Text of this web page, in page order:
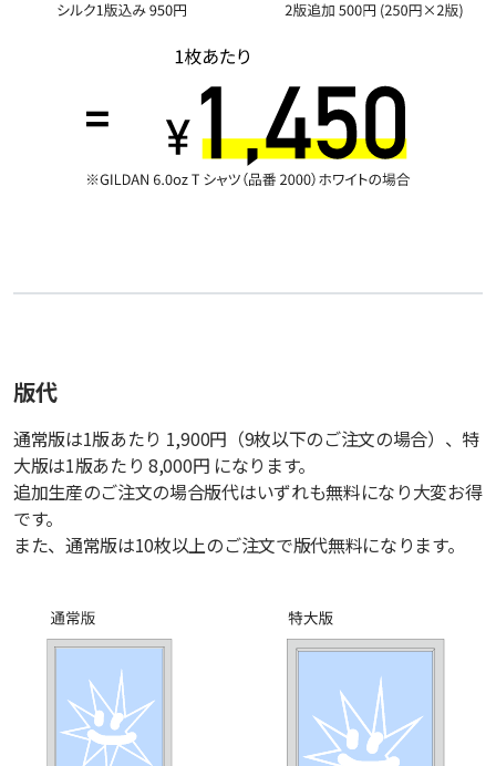
版代
通常版は1版あたり 1,900円（9枚以下のご注文の場合）、特
大版は1版あたり 8,000円 になります。
追加生産のご注文の場合版代はいずれも無料になり大変お得
です。
また、通常版は10枚以上のご注文で版代無料になります。